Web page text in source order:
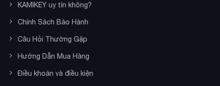
KAMIKEY uy tín không?
Chính Sách Bảo Hành
Câu Hỏi Thường Gặp
Hướng Dẫn Mua Hàng
Điều khoản và điều kiện